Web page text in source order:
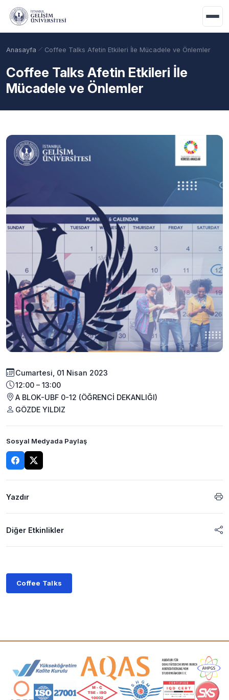
Ana içeriğe geç
Anasayfa Coffee Talks Afetin Etkileri İle Mücadele ve Önlemler
Coffee Talks Afetin Etkileri İle
Mücadele ve Önlemler
Cumartesi, 01 Nisan 2023
12:00 – 13:00
A BLOK-UBF 0-12 (ÖĞRENCİ DEKANLIĞI)
GÖZDE YILDIZ
Sosyal Medyada Paylaş
Yazdır
Diğer Etkinlikler
Coffee Talks
Akreditasyon ve Üyelik Logoları